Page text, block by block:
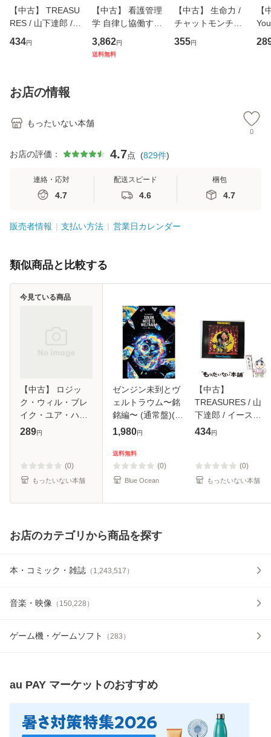
【中古】 TREASU
RES / 山下達郎 /
イーストウエス
ト・ジャパン [CD]
434円
【中古】 看護管理
学 自律し協働する
専門職の看護マネ
ジメントスキル 改
3,862円
送料無料
【中古】 生命力 /
チャットモンチー /
キューンレコード
[CD]【メール便送
355円
【
のが
お店の情報
もったいない本舗
0
お店の評価： 4.7点 (829件)
連絡・応対
4.7
配送スピード
4.6
梱包
4.7
販売者情報 支払い方法 営業日カレンダー
類似商品と比較する
【中古】 ロジッ
ク・ウィル・ブレ
イク・ユア・ハー
ト / ザ・スティル
289円
(0)
もったいない本舗
今見ている商品
ゼンジン未到とヴ
ェルトラウム〜銘
銘編〜 (通常盤)(2
枚組) [DVD]
1,980円
送料無料
(0)
Blue Ocean
【中古】
TREASURES / 山
下達郎 / イースト
ウエスト・ジャパ
434円
(0)
もったいない本舗
お店のカテゴリから商品を探す
本・コミック・雑誌 （ 1,243,517 ）
音楽・映像 （ 150,228 ）
ゲーム機・ゲームソフト （283 ）
au PAY マーケットのおすすめ